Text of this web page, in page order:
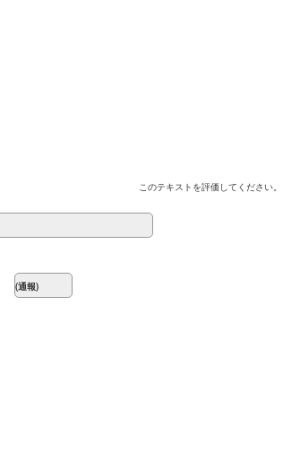
このテキストを評価してください。